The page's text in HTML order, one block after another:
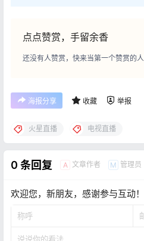
点点赞赏，手留余香
还没有人赞赏，快来当第一个赞赏的人
海报分享 收藏 举报
火星直播 电视直播
0 条回复 A 文章作者 M 管理员
欢迎您，新朋友，感谢参与互动！